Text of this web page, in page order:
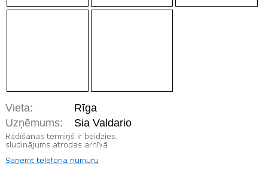
Vieta:
Rīga
Uzņēmums:
Sia Valdario